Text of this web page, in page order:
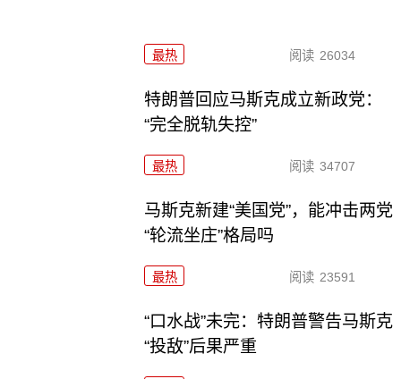
最热 阅读 26034
特朗普回应马斯克成立新政党：
“完全脱轨失控”
最热 阅读 34707
马斯克新建“美国党”，能冲击两党
“轮流坐庄”格局吗
最热 阅读 23591
“口水战”未完：特朗普警告马斯克
“投敌”后果严重